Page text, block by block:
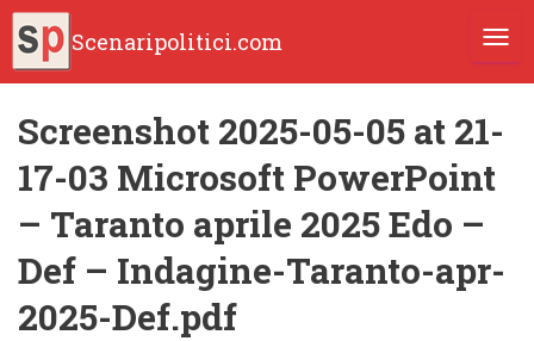
Scenaripolitici.com
Screenshot 2025-05-05 at 21-
17-03 Microsoft PowerPoint
– Taranto aprile 2025 Edo –
Def – Indagine-Taranto-apr-
2025-Def.pdf